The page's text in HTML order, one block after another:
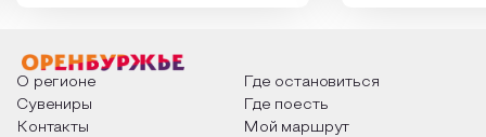
о том, как встречают новый год в
разных уголках страны, какие
обряды совершают на удачу и
благополучие, в чем схожи и
различаются традиции. Кто такой
Твардовского и
О регионе
Где остановиться
Сувениры
Где поесть
Контакты
Мой маршрут